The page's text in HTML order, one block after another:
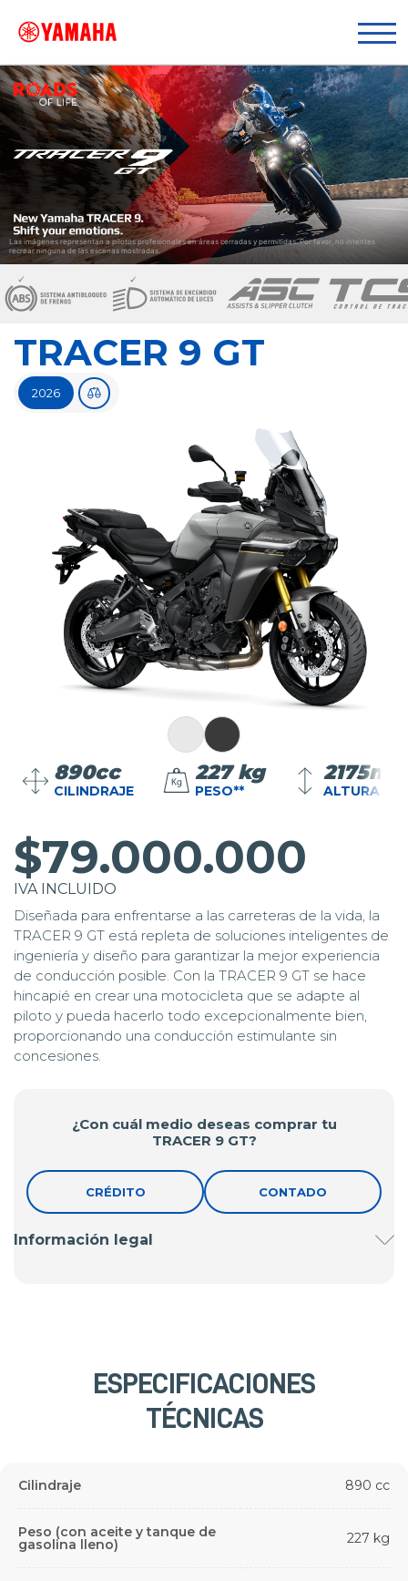
TRACER 9 GT
2026
890cc
CILINDRAJE
227 kg
PESO** ALTURA
$79.000.000
IVA INCLUIDO
Diseñada para enfrentarse a las carreteras de la vida, la
TRACER 9 GT está repleta de soluciones inteligentes de
ingeniería y diseño para garantizar la mejor experiencia
de conducción posible. Con la TRACER 9 GT se hace
hincapié en crear una motocicleta que se adapte al
piloto y pueda hacerlo todo excepcionalmente bien,
proporcionando una conducción estimulante sin
concesiones.
¿Con cuál medio deseas comprar tu
TRACER 9 GT?
CRÉDITO CONTADO
Información legal
ESPECIFICACIONES
TÉCNICAS
Cilindraje 890 cc
Peso (con aceite y tanque de
gasolina lleno) 227 kg